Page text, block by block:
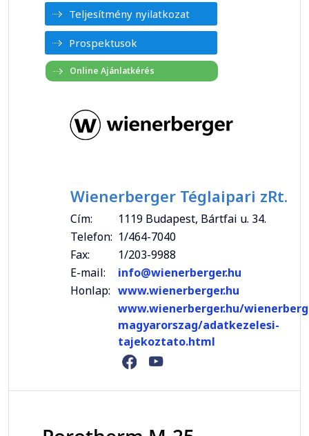
Teljesítmény nyilatkozat
Prospektusok
Wienerberger Téglaipari zRt.
Cím:
1119 Budapest, Bártfai u. 34.
Telefon: 1/464-7040
Fax:
1/203-9988
E-mail:
info@wienerberger.hu
Honlap: www.wienerberger.hu
www.wienerberger.hu/
magyarorszag/adatkezelesi-
tajekoztato.html